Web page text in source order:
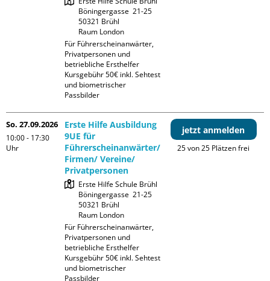
Böningergasse  21-25
50321 Brühl
Raum London
Für Führerscheinanwärter,
Privatpersonen und
betriebliche Ersthelfer
Kursgebühr 50€ inkl. Sehtest
und biometrischer
Passbilder
So. 27.09.2026
10:00 - 17:30
Uhr
Erste Hilfe Ausbildung
9UE für
Führerscheinanwärter/
Firmen/ Vereine/
Privatpersonen
Erste Hilfe Schule Brühl
Böningergasse  21-25
50321 Brühl
Raum London
Für Führerscheinanwärter,
Privatpersonen und
betriebliche Ersthelfer
Kursgebühr 50€ inkl. Sehtest
und biometrischer
Passbilder
jetzt anmelden
25 von 25 Plätzen frei